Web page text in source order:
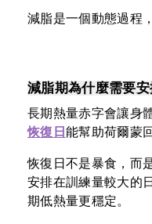
減脂是一個動態過程
減脂期為什麼需要
長期熱量赤字會讓身
恢復日 能幫助荷爾蒙
恢復日不是暴食，而
安排在訓練量較大的
期低熱量更穩定。